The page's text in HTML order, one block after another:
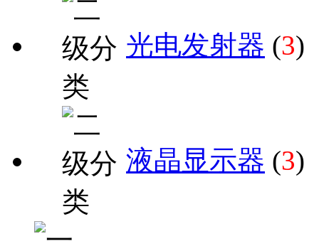
光电发射器 (3)
液晶显示器 (3)